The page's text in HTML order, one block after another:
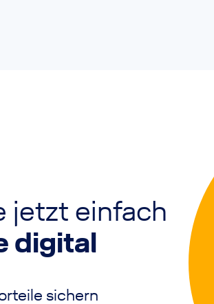
jetzt einfach
digital
sichern